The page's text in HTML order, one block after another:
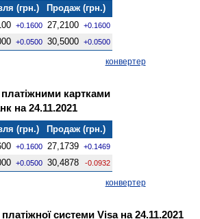
(грн.)
Продаж (грн.)
+0.1600 27,2100 +0.1600
+0.0500 30,5000 +0.0500
конвертер
платіжними картками
на 24.11.2021
(грн.)
Продаж (грн.)
+0.1600 27,1739 +0.1469
+0.0500 30,4878 -0.0932
конвертер
платіжної системи Visa на 24.11.2021